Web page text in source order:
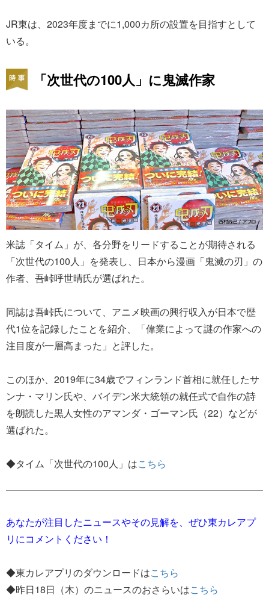
JR東は、2023年度までに1,000カ所の設置を目指すとして
いる。
「次世代の100人」に鬼滅作家
米誌「タイム」が、各分野をリードすることが期待される
「次世代の100人」を発表し、日本から漫画「鬼滅の刃」の
作者、吾峠呼世晴氏が選ばれた。
同誌は吾峠氏について、アニメ映画の興行収入が日本で歴
代1位を記録したことを紹介、「偉業によって謎の作家への
注目度が一層高まった」と評した。
このほか、2019年に34歳でフィンランド首相に就任したサ
ンナ・マリン氏や、バイデン米大統領の就任式で自作の詩
を朗読した黒人女性のアマンダ・ゴーマン氏（22）などが
選ばれた。
◆タイム「次世代の100人」はこちら
あなたが注目したニュースやその見解を、ぜひ東カレアプ
リにコメントください！
◆東カレアプリのダウンロードはこちら
◆昨日18日（木）のニュースのおさらいはこちら